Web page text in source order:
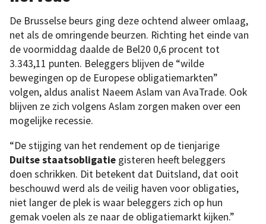
De Brusselse beurs ging deze ochtend alweer omlaag,
net als de omringende beurzen. Richting het einde van
de voormiddag daalde de Bel20 0,6 procent tot
3.343,11 punten. Beleggers blijven de “wilde
bewegingen op de Europese obligatiemarkten”
volgen, aldus analist Naeem Aslam van AvaTrade. Ook
blijven ze zich volgens Aslam zorgen maken over een
mogelijke recessie.
“De stijging van het rendement op de tienjarige
Duitse staatsobligatie gisteren heeft beleggers
doen schrikken. Dit betekent dat Duitsland, dat ooit
beschouwd werd als de veilig haven voor obligaties,
niet langer de plek is waar beleggers zich op hun
gemak voelen als ze naar de obligatiemarkt kijken.”